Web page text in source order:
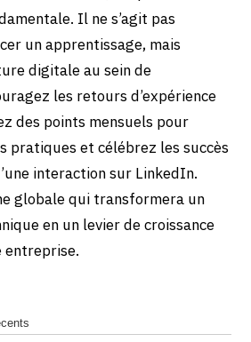
Il ne s’agit pas
un apprentissage, mais
digitale au sein de
les retours d’expérience
des points mensuels pour
pratiques et célébrez les succès
interaction sur LinkedIn.
globale qui transformera un
en un levier de croissance
entreprise.